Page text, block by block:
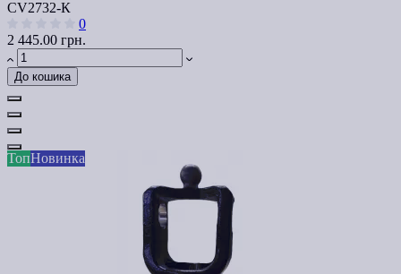
СV2732-К
0
2 445.00 грн.
До кошика
ТопНовинка